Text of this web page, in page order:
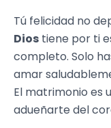
Tú felicidad no
Dios tiene por ti
completo. Solo
amar
El matrimonio es
adueñarte del